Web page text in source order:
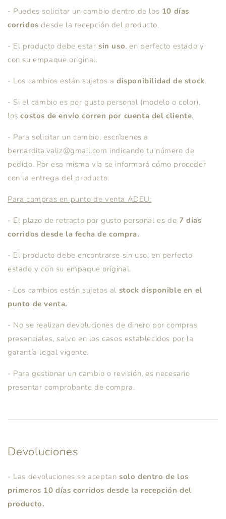
- Puedes solicitar un cambio dentro de los 10 días
corridos desde la recepción del producto.
- El producto debe estar sin uso, en perfecto estado y
con su empaque original.
- Los cambios están sujetos a disponibilidad de stock.
- Si el cambio es por gusto personal (modelo o color),
loscostos de envío corren por cuenta del cliente.
- Para solicitar un cambio, escríbenos a
bernardita.valiz@gmail.com indicando tu número de
pedido. Por esa misma vía se informará cómo proceder
con la entrega del producto.
Para compras en punto de venta ADEU:
- El plazo de retracto por gusto personal es de 7 días
corridos desde la fecha de compra.
- El producto debe encontrarse sin uso, en perfecto
estado y con su empaque original.
- Los cambios están sujetos al stock disponible en el
punto de venta.
- No se realizan devoluciones de dinero por compras
presenciales, salvo en los casos establecidos por la
garantía legal vigente.
- Para gestionar un cambio o revisión, es necesario
presentar comprobante de compra.
Devoluciones
- Las devoluciones se aceptan solo dentro de los
primeros 10 días corridos desde la recepción del
producto.